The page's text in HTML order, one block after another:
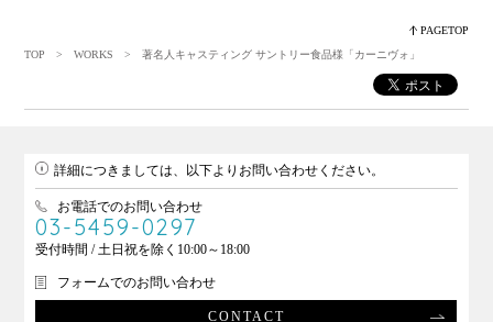
PAGETOP
TOP
>WORKS > 著名人キャスティング サントリー食品様「カーニヴォ」
詳細につきましては、以下よりお問い合わせください。
お電話でのお問い合わせ
03-5459-0297
受付時間 / 土日祝を除く10:00～18:00
フォームでのお問い合わせ
CONTACT